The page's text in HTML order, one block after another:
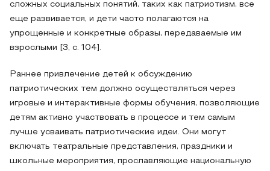
сложных социальных понятий, таких как патриотизм, все
еще развивается, и дети часто полагаются на
упрощенные и конкретные образы, передаваемые им
взрослыми [3, c. 104].
Раннее привлечение детей к обсуждению
патриотических тем должно осуществляться через
игровые и интерактивные формы обучения, позволяющие
детям активно участвовать в процессе и тем самым
лучше усваивать патриотические идеи. Они могут
включать театральные представления, праздники и
школьные мероприятия, прославляющие национальную